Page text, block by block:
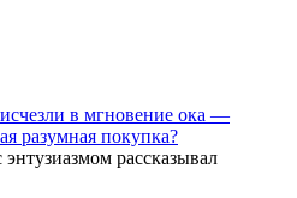
в мгновение ока —
разумная покупка?
рассказывал